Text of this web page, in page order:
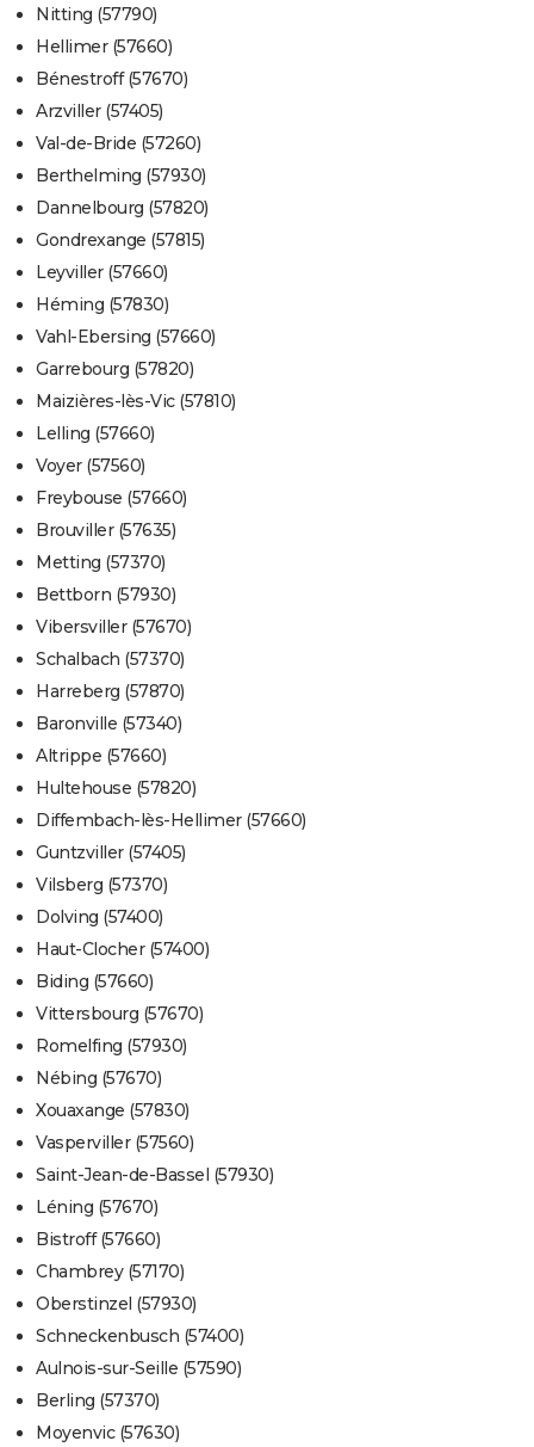
Nitting (57790)
Hellimer (57660)
Bénestroff (57670)
Arzviller (57405)
Val-de-Bride (57260)
Berthelming (57930)
Dannelbourg (57820)
Gondrexange (57815)
Leyviller (57660)
Héming (57830)
Vahl-Ebersing (57660)
Garrebourg (57820)
Maizières-lès-Vic (57810)
Lelling (57660)
Voyer (57560)
Freybouse (57660)
Brouviller (57635)
Metting (57370)
Bettborn (57930)
Vibersviller (57670)
Schalbach (57370)
Harreberg (57870)
Baronville (57340)
Altrippe (57660)
Hultehouse (57820)
Diffembach-lès-Hellimer (57660)
Guntzviller (57405)
Vilsberg (57370)
Dolving (57400)
Haut-Clocher (57400)
Biding (57660)
Vittersbourg (57670)
Romelfing (57930)
Nébing (57670)
Xouaxange (57830)
Vasperviller (57560)
Saint-Jean-de-Bassel (57930)
Léning (57670)
Bistroff (57660)
Chambrey (57170)
Oberstinzel (57930)
Schneckenbusch (57400)
Aulnois-sur-Seille (57590)
Berling (57370)
Moyenvic (57630)